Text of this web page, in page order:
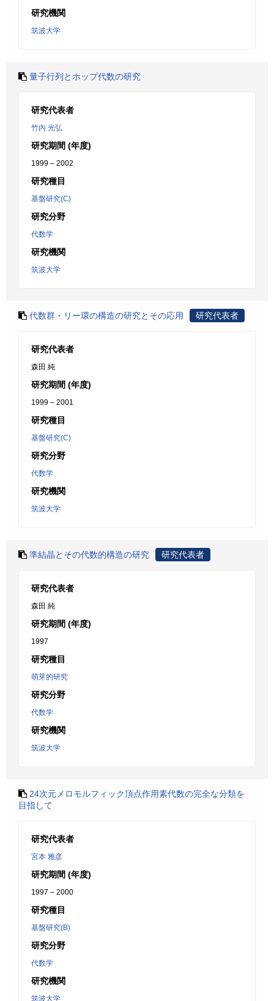
研究機関
筑波大学
量子行列とホップ代数の研究
研究代表者
竹内 光弘
研究期間 (年度)
1999 – 2002
研究種目
基盤研究(C)
研究分野
代数学
研究機関
筑波大学
代数群・リー環の構造の研究とその応用 研究代表者
研究代表者
森田 純
研究期間 (年度)
1999 – 2001
研究種目
基盤研究(C)
研究分野
代数学
研究機関
筑波大学
準結晶とその代数的構造の研究 研究代表者
研究代表者
森田 純
研究期間 (年度)
1997
研究種目
萌芽的研究
研究分野
代数学
研究機関
筑波大学
24次元メロモルフィック頂点作用素代数の完全な分類を
目指して
研究代表者
宮本 雅彦
研究期間 (年度)
1997 – 2000
研究種目
基盤研究(B)
研究分野
代数学
研究機関
筑波大学